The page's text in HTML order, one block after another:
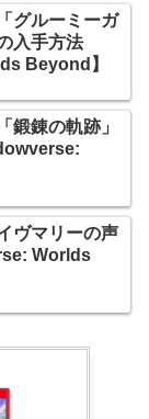
グルーミーガ
入手方法
Beyond】
鍛錬の軌跡」
ヴマリーの声
Worlds